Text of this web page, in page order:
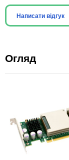
Написати відгук
Огляд